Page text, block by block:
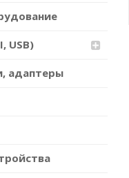
USB)
адаптеры